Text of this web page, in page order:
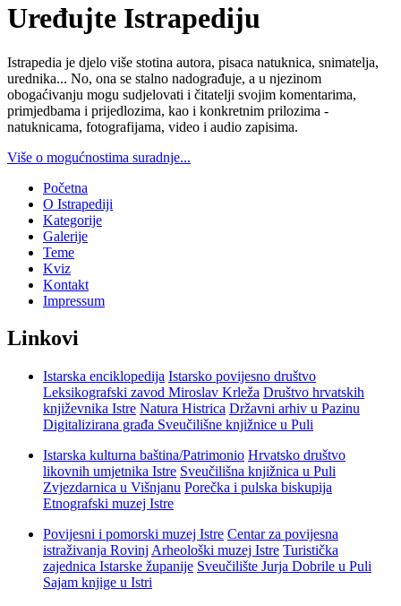
Uređujte Istrapediju
Istrapedia je djelo više stotina autora, pisaca natuknica, snimatelja,
urednika... No, ona se stalno nadograđuje, a u njezinom
obogaćivanju mogu sudjelovati i čitatelji svojim komentarima,
primjedbama i prijedlozima, kao i konkretnim prilozima -
natuknicama, fotografijama, video i audio zapisima.
Više o mogućnostima suradnje...
Početna
O Istrapediji
Kategorije
Galerije
Teme
Kviz
Kontakt
Impressum
Linkovi
Istarska enciklopedija Istarsko povijesno društvo
Leksikografski zavod Miroslav Krleža Društvo hrvatskih
književnika Istre Natura Histrica Državni arhiv u Pazinu
Digitalizirana građa Sveučilišne knjižnice u Puli
Istarska kulturna baština/Patrimonio Hrvatsko društvo
likovnih umjetnika Istre Sveučilišna knjižnica u Puli
Zvjezdarnica u Višnjanu Porečka i pulska biskupija
Etnografski muzej Istre
Povijesni i pomorski muzej Istre Centar za povijesna
istraživanja Rovinj Arheološki muzej Istre Turistička
zajednica Istarske županije Sveučilište Jurja Dobrile u Puli
Sajam knjige u Istri